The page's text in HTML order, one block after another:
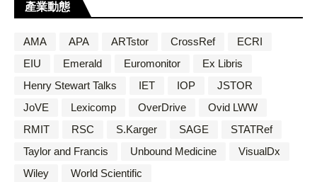
產業動態
AMA APA ARTstor CrossRef
ECRI
EIU
Emerald Euromonitor
Ex Libris
Henry Stewart Talks
IET IOP
JSTOR
JoVE
Lexicomp OverDrive
Ovid LWW
RMIT
RSC S.Karger SAGE
STATRef
Taylor and Francis
Unbound Medicine
VisualDx
Wiley
World Scientific